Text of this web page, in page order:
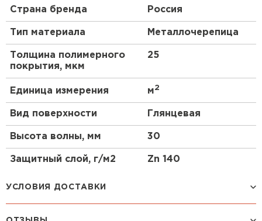
Страна бренда Россия
Тип материала Металлочерепица
Толщина полимерного
покрытия, мкм
25
Единица измерения м2
Вид поверхности Глянцевая
Высота волны, мм 30
Защитный слой, г/м2 Zn 140
УСЛОВИЯ ДОСТАВКИ